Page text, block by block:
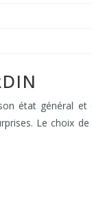
état général
Le choix